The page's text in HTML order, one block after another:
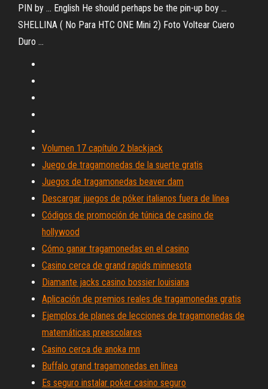
PIN by ... English He should perhaps be the pin-up boy ...
SHELLINA ( No Para HTC ONE Mini 2) Foto Voltear Cuero
Duro ...
Volumen 17 capítulo 2 blackjack
Juego de tragamonedas de la suerte gratis
Juegos de tragamonedas beaver dam
Descargar juegos de póker italianos fuera de línea
Códigos de promoción de túnica de casino de
hollywood
Cómo ganar tragamonedas en el casino
Casino cerca de grand rapids minnesota
Diamante jacks casino bossier louisiana
Aplicación de premios reales de tragamonedas gratis
Ejemplos de planes de lecciones de tragamonedas de
matemáticas preescolares
Casino cerca de anoka mn
Buffalo grand tragamonedas en línea
Es seguro instalar poker casino seguro